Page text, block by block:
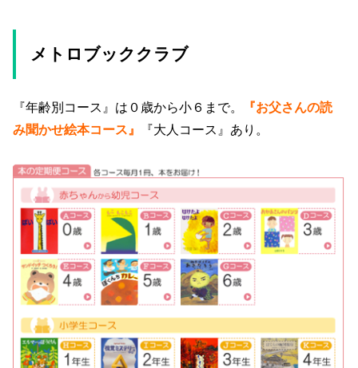
メトロブッククラブ
『年齢別コース』は０歳から小６まで。
『お父さんの読
み聞かせ絵本コース』
『大人コース』あり。